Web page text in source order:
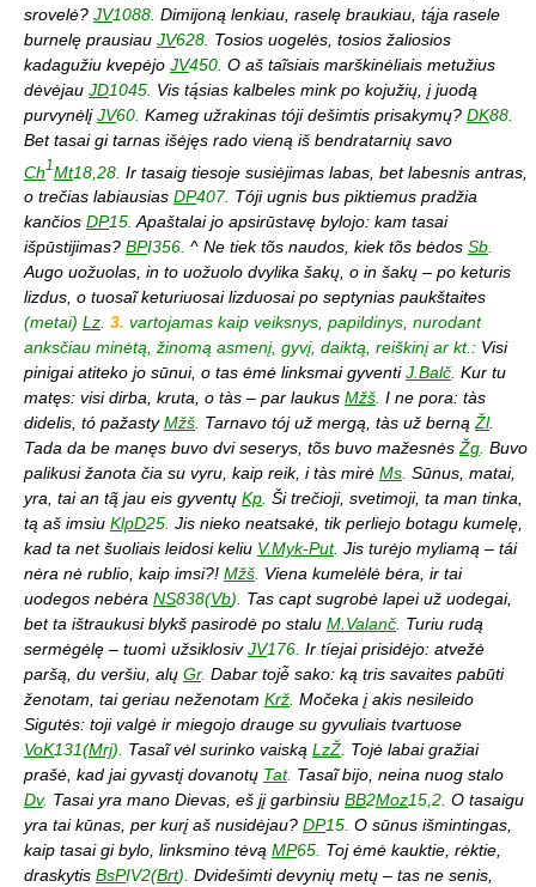
srovelė? JV1088. Dimijoną lenkiau, raselę braukiau, tą́ja rasele
burnelę prausiau JV628. Tosios uogelės, tosios žaliosios
kadagužiu kvepėjo JV450. O aš taĩsiais marškinėliais metužius
dėvėjau JD1045. Vis tą́sias kalbeles mink po kojužių, į juodą
purvynėlįJV60. Kameg užrakinas tóji dešimtis prisakymų? DK88.
Bet tasai gi tarnas išėjęs rado vieną iš bendratarnių savo
Ch1Mt18,28. Ir tasaig tiesoje susiėjimas labas, bet labesnis antras,
o trečias labiausias DP407. Tóji ugnis bus piktiemus pradžia
kančios DP15. Apaštalai jo apsirūstavę bylojo: kam tasai
išpūstijimas? BPI356. ^ Ne tiek tõs naudos, kiek tõs bėdos Sb.
Augo uožuolas, in to uožuolo dvylika šakų, o in šakų – po keturis
lizdus, o tuosaĩ keturiuosai lizduosai po septynias paukštaites
(metai) Lz. 3. vartojamas kaip veiksnys, papildinys, nurodant
anksčiau minėtą, žinomą asmenį, gyvį, daiktą, reiškinį ar kt.: Visi
pinigai atiteko jo sūnui, o tas ėmė linksmai gyventiJ.Balč. Kur tu
matęs: visi dirba, kruta, o tàs – par laukus Mžš. I ne pora: tàs
didelis, tó pažastyMžš. Tarnavo tój už mergą, tàs už bernąŽl.
Tada da be manęs buvo dvi seserys, tõs buvo mažesnėsŽg. Buvo
palikusi žanota čia su vyru, kaip reik, i tàs mirė Ms. Sūnus, matai,
yra, tai an tą̃ jau eis gyventų Kp. Ši trečioji, svetimoji, ta man tinka,
tą aš imsiu KlpD25. Jis nieko neatsakė, tik perliejo botagu kumelę,
kad ta net šuoliais leidosi keliu V.Myk-Put. Jis turėjo myliamą – tái
nėra nė rublio, kaip imsi?! Mžš. Viena kumelėlė bėra, ir tai
uodegos nebėra NS838(Vb). Tas capt sugrobė lapei už uodegai,
bet ta ištraukusi blykš pasirodė po stalu M.Valanč. Turiu rudą
sermėgėlę – tuomì užsiklosivJV176. Ir tíejai prisidėjo: atvežė
paršą, du veršiu, alų Gr. Dabar tojė̃ sako: ką tris savaites pabūti
ženotam, tai geriau neženotam Krž. Močeka į akis nesileido
Sigutės: toji valgė ir miegojo drauge su gyvuliais tvartuose
VoK131(Mrj). Tasaĩ vėl surinko vaiską LzŽ. Tojė labai gražiai
prašė, kad jai gyvastį dovanotų Tat. Tasaĩ bijo, neina nuog stalo
Dv. Tasai yra mano Dievas, eš jį garbinsiu BB2Moz15,2. O tasaigu
yra tai kūnas, per kurį aš nusidėjau? DP15. O sūnus išmintingas,
kaip tasai gi bylo, linksmino tėvą MP65. Toj ėmė kauktie, rėktie,
draskytis BsPIV2(Brt). Dvidešimti devynių metų – tas ne senis,